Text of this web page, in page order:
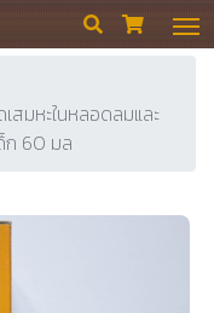
 
สมหะในหลอดลมและ
ก 60 มล